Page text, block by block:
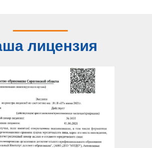
лицензия